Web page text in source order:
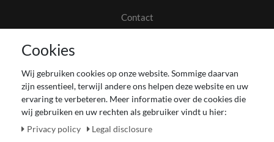
Contact
Impressum
Herroepingsrecht voor verbruiker
Betaling en levering
Onze Fashion Store
Cookies
Wij gebruiken cookies op onze website. Sommige daarvan
zijn essentieel, terwijl andere ons helpen deze website en uw
ervaring te verbeteren. Meer informatie over de cookies die
wij gebruiken en uw rechten als gebruiker vindt u hier:
Privacy policy
Legal disclosure